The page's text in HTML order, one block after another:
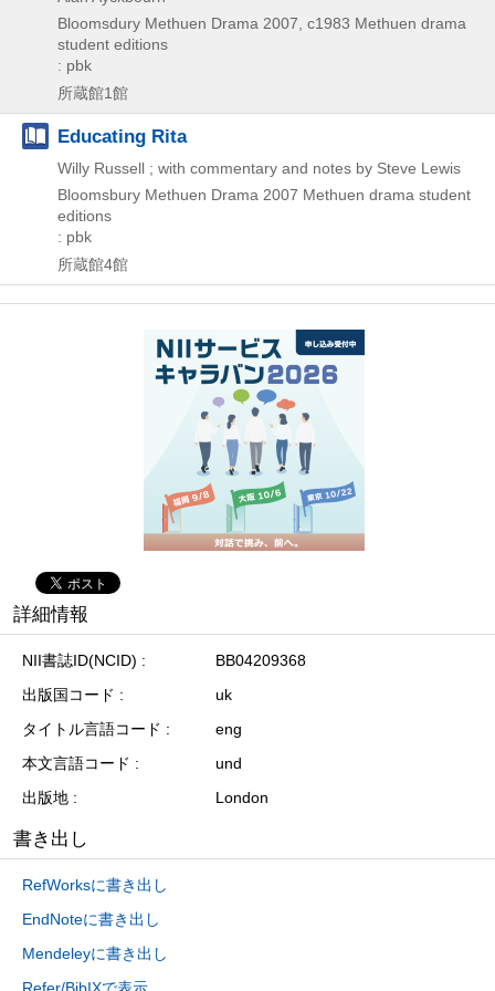
Bloomsdury Methuen Drama 2007, c1983 Methuen drama
student editions
: pbk
所蔵館1館
Educating Rita
Willy Russell ; with commentary and notes by Steve Lewis
Bloomsbury Methuen Drama 2007 Methuen drama student
editions
: pbk
所蔵館4館
詳細情報
NII書誌ID(NCID)
BB04209368
出版国コード
uk
タイトル言語コード
eng
本文言語コード
und
出版地
London
書き出し
RefWorksに書き出し
EndNoteに書き出し
Mendeleyに書き出し
Refer/BibIXで表示